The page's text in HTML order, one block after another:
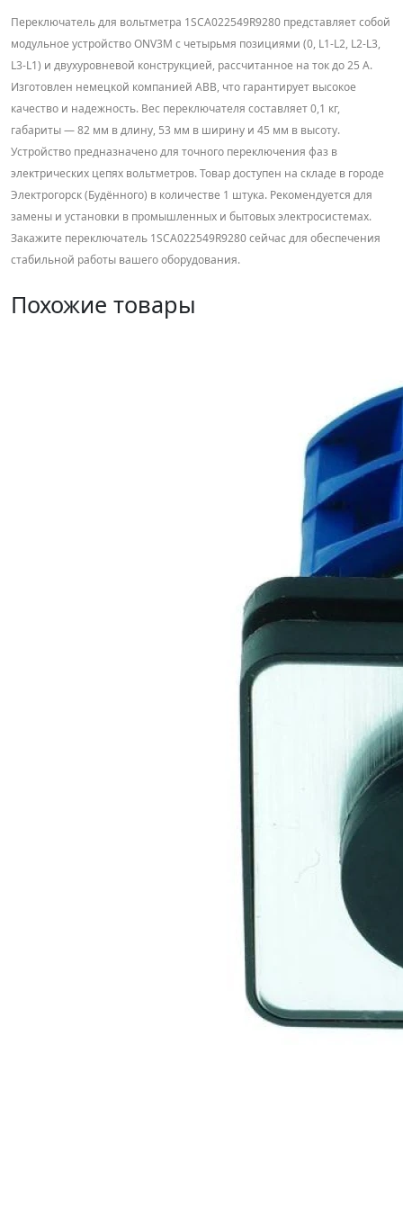
Переключатель для вольтметра 1SCA022549R9280 представляет собой
модульное устройство ONV3М с четырьмя позициями (0, L1-L2, L2-L3,
L3-L1) и двухуровневой конструкцией, рассчитанное на ток до 25 А.
Изготовлен немецкой компанией ABB, что гарантирует высокое
качество и надежность. Вес переключателя составляет 0,1 кг,
габариты — 82 мм в длину, 53 мм в ширину и 45 мм в высоту.
Устройство предназначено для точного переключения фаз в
электрических цепях вольтметров. Товар доступен на складе в городе
Электрогорск (Будённого) в количестве 1 штука. Рекомендуется для
замены и установки в промышленных и бытовых электросистемах.
Закажите переключатель 1SCA022549R9280 сейчас для обеспечения
стабильной работы вашего оборудования.
Похожие товары